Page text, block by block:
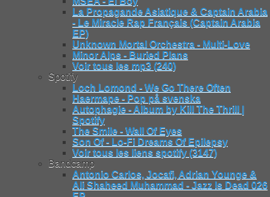
La Propagande Asiatique & Captain Arabia
- Le Miracle Rap Français (Captain Arabia
EP)
Unknown Mortal Orchestra - Multi-Love
Minor Alps - Buried Plans
Voir tous les mp3 (240)
Spotify
Loch Lomond - We Go There Often
Haermape - Pop på svenska
Autophagie - Album by Kill The Thrill |
Spotify
The Smile - Wall Of Eyes
Son Of - Lo-Fi Dreams Of Epilepsy
Voir tous les liens spotify (3147)
Bandcamp
Antonio Carlos, Jocafi, Adrian Younge &
Ali Shaheed Muhammad - Jazz Is Dead 026